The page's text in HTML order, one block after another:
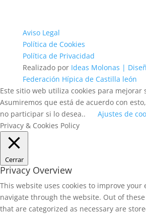
Aviso Legal
Política de Cookies
Política de Privacidad
Realizado por Ideas Molonas |
Federación Hípica de Castilla león
Este sitio web utiliza cookies para mejorar
Asumiremos que está de acuerdo con
no participar si lo desea..
Ajustes de
Privacy & Cookies Policy
Cerrar
Privacy Overview
This website uses cookies to improve your
navigate through the website. Out of these
that are categorized as necessary are